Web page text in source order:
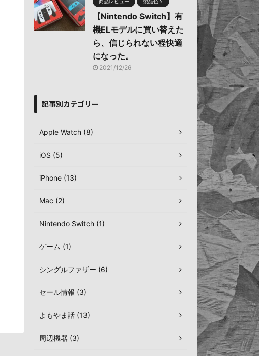
【Nintendo Switch】有
機ELモデルに買い替えた
ら、信じられない程快適
になった。
2021/12/26
記事別カテゴリー
Apple Watch (8)
iOS (5)
iPhone (13)
Mac (2)
Nintendo Switch (1)
ゲーム (1)
シングルファザー (6)
セール情報 (3)
よもやま話 (13)
周辺機器 (3)